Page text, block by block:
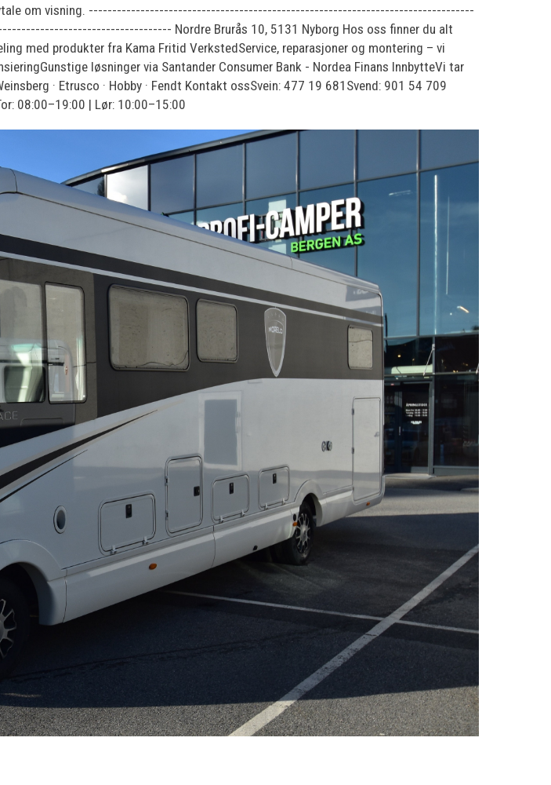
avtale om visning. ----------------------------------------------------------------------------------
Nordre Brurås 10, 5131 Nyborg Hos oss finner du alt
med produkter fra Kama Fritid VerkstedService, reparasjoner og montering – vi
løsninger via Santander Consumer Bank - Nordea Finans InnbytteVi tar
· Etrusco · Hobby · Fendt Kontakt ossSvein: 477 19 681Svend: 901 54 709
08:00–19:00 | Lør: 10:00–15:00